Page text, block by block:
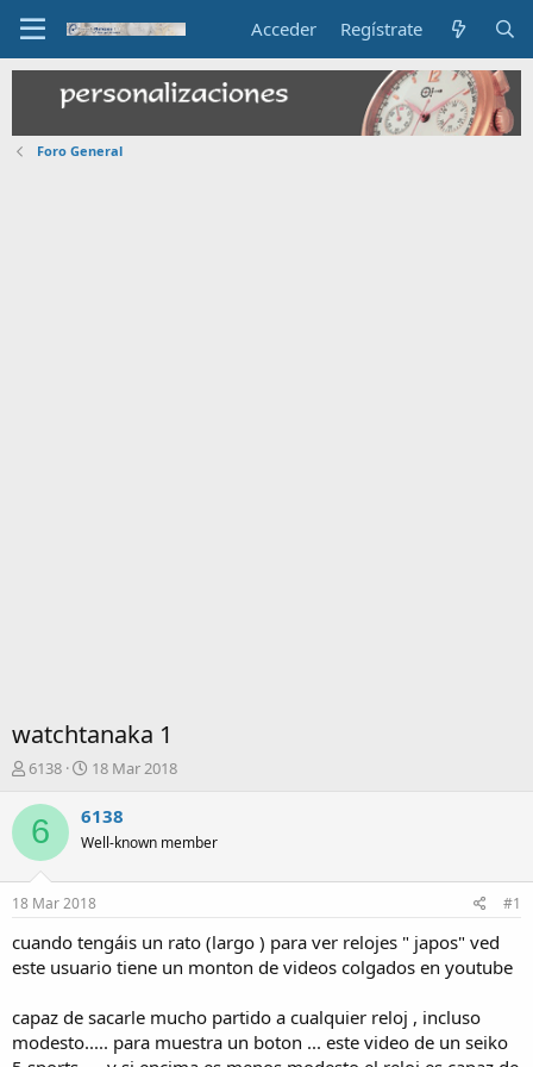
Acceder Regístrate
Foro General
watchtanaka 1
I
i
c
i
d
r
d
e
t
e
6138
F
c
a
e
n
i
c
o
18 Mar 2018
6 6138
Well-known member
18 Mar 2018 #1
cuando tengáis un rato (largo ) para ver relojes " japos" ved
este usuario tiene un monton de videos colgados en youtube
capaz de sacarle mucho partido a cualquier reloj , incluso
modesto..... para muestra un boton ... este video de un seiko